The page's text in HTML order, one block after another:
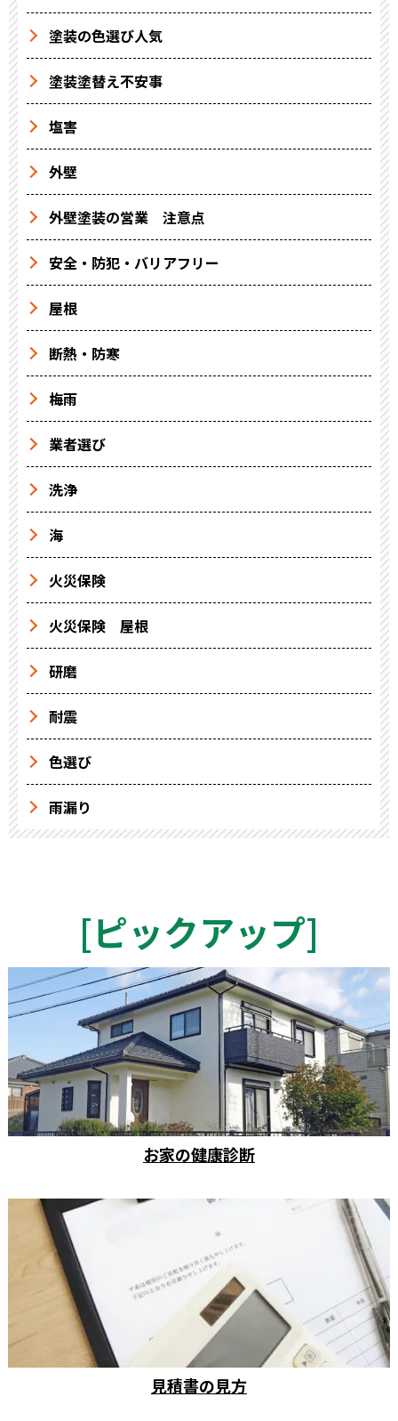
塗装の色選び人気
塗装塗替え不安事
塩害
外壁
外壁塗装の営業 注意点
安全・防犯・バリアフリー
屋根
断熱・防寒
梅雨
業者選び
洗浄
海
火災保険
火災保険 屋根
研磨
耐震
色選び
雨漏り
[ピックアップ]
お家の健康診断
見積書の見方